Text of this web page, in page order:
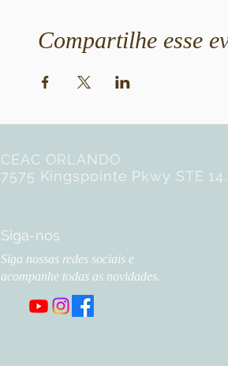
Compartilhe esse
CEAC ORLANDO
7575 Kingspointe Pkwy STE
Siga-nos
Siga nossas redes sociais e
acompanhe todas as novidades.